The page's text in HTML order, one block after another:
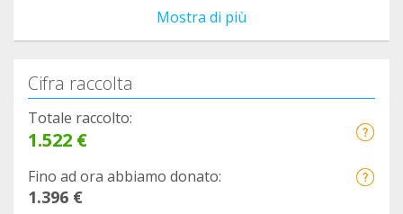
Mostra di più
Cifra raccolta
Totale raccolto:
1.522 €
Fino ad ora abbiamo donato:
1.396 €